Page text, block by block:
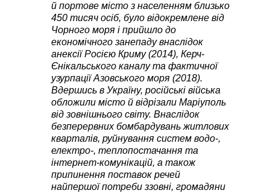
й портове місто з населенням близько
450 тисяч осіб, було відокремлене від
Чорного моря і прийшло до
економічного занепаду внаслідок
анексії Росією Криму (2014), Керч-
Єнікальського каналу та фактичної
узурпації Азовського моря (2018).
Вдершись в Україну, російські війська
обложили місто й відрізали Маріуполь
від зовнішнього світу. Внаслідок
безперервних бомбардувань житлових
кварталів, руйнування систем водо-,
електро-, теплопостачання та
інтернет-комунікацій, а також
припинення поставок речей
найпершої потреби ззовні, громадяни